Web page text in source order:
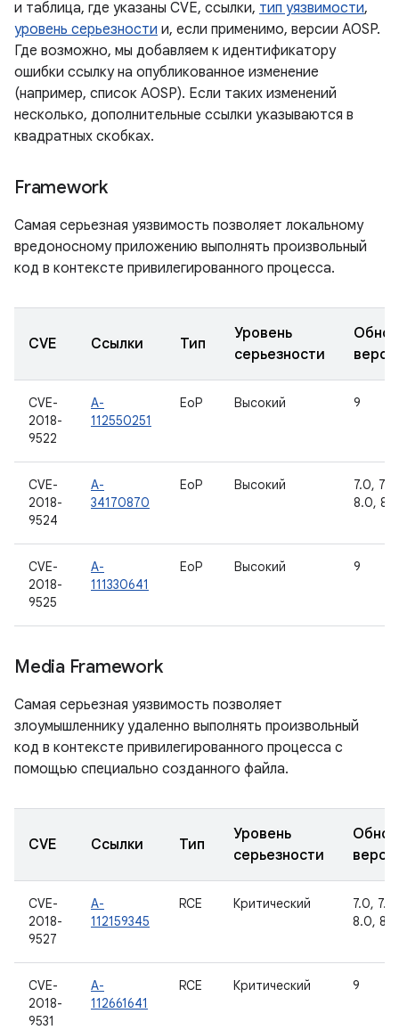
и таблица, где указаны CVE, ссылки, тип уязвимости,
уровень серьезности и, если применимо, версии AOSP.
Где возможно, мы добавляем к идентификатору
ошибки ссылку на опубликованное изменение
(например, список AOSP). Если таких изменений
несколько, дополнительные ссылки указываются в
квадратных скобках.
Framework
Самая серьезная уязвимость позволяет локальному
вредоносному приложению выполнять произвольный
код в контексте привилегированного процесса.
CVE Ссылки Тип
Уровень
серьезности
CVE-
2018-
9522
A-
112550251
EoP Высокий 9
CVE-
2018-
9524
A-
34170870
EoP Высокий
7.0,
8.0, 8.1
CVE-
2018-
9525
A-
111330641
EoP Высокий 9
Media Framework
Самая серьезная уязвимость позволяет
злоумышленнику удаленно выполнять произвольный
код в контексте привилегированного процесса с
помощью специально созданного файла.
CVE Ссылки Тип
Уровень
серьезности
CVE-
2018-
9527
A-
112159345
RCE Критический
7.0,
8.0,
CVE-
2018-
9531
A-
112661641
RCE Критический 9